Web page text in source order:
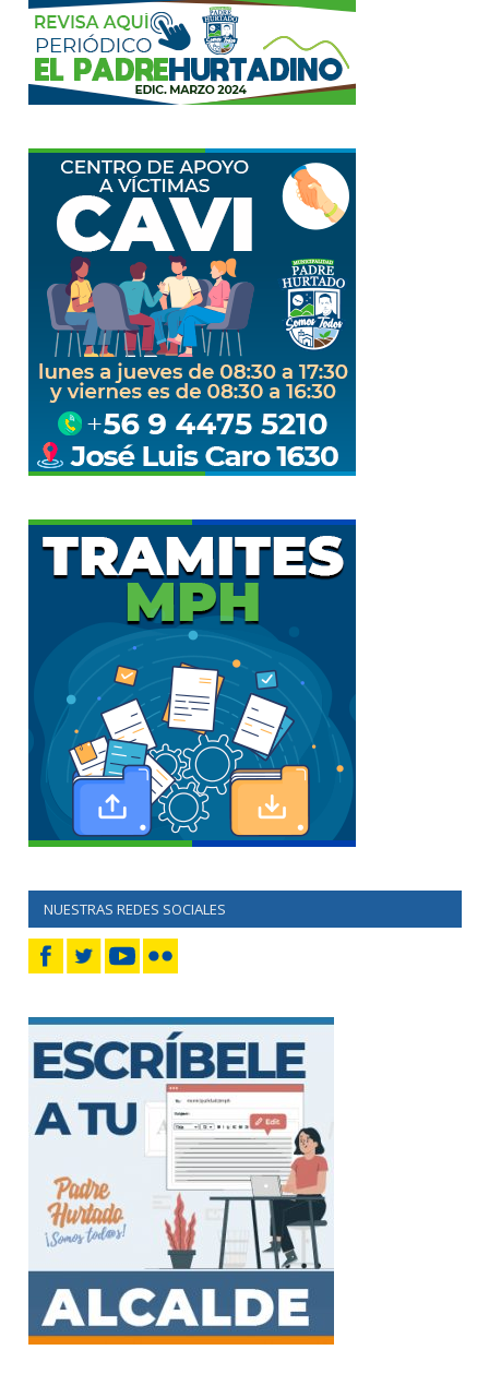
NUESTRAS REDES SOCIALES